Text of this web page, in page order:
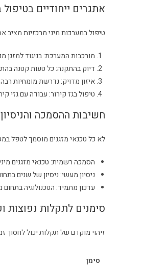
אתגרים ייחודיים
טיפול במערכות מיני מרכזיות מציב
מורכבות המערכת: בניגוד למזגן
דיוק בהתקנה: כל טעות קטנה
איזון מדויק: נדרשת מומחיות
טיפול בגז קירור: עבודה עם גזי
חשיבות ההסמכה והניסיון
לא כל טכנאי מזגנים מוסמך לטפל
הסמכה רשמית: טכנאי מזגנים
ניסיון מעשי: ניסיון של שנים
עדכון מתמיד: הטכנולוגיה
סימנים לתקלות נפוצות
זיהוי מוקדם של תקלות יכול לחסוך
סימן